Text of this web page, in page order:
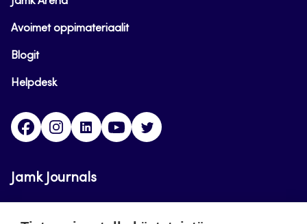
Avoimet oppimateriaalit
Blogit
Helpdesk
FacebookInstagram
LinkedInYoutube
Jamk Journals